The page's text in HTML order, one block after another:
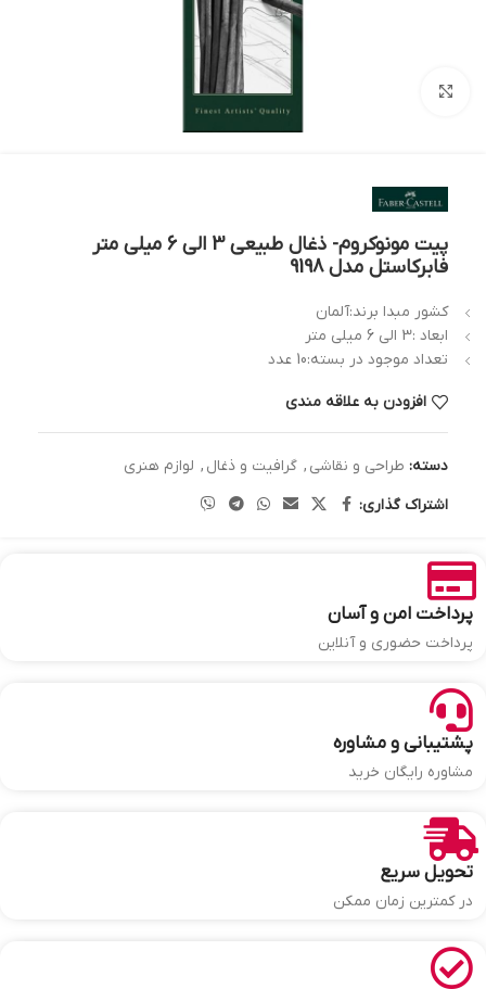
پیت مونوکروم- ذغال طبیعی 3 الی 6 میلی متر
فابرکاستل مدل 9198
کشور مبدا برند:آلمان
ابعاد :3 الی 6 میلی متر
تعداد موجود در بسته:10 عدد
افزودن به علاقه مندی
دسته: طراحی و نقاشی , گرافیت و ذغال , لوازم هنری
اشتراک گذاری:
پرداخت امن و آسان
پرداخت حضوری و آنلاین
پشتیبانی و مشاوره
مشاوره رایگان خرید
تحویل سریع
در کمترین زمان ممکن